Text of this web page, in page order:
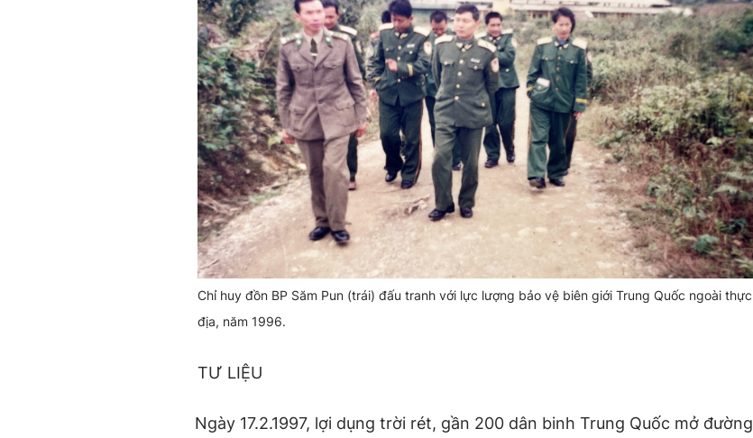
Chỉ huy đồn BP Săm Pun (trái) đấu tranh với lực lượng bảo vệ biên giới Trung Quốc ngoài thực
địa, năm 1996.
TƯ LIỆU
Ngày 17.2.1997, lợi dụng trời rét, gần 200 dân binh Trung Quốc mở đường